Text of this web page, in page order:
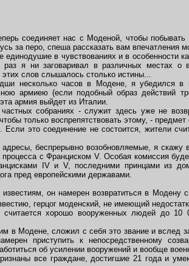
соединяет нас с Моденой, чтобы
за перо, спеша рассказать вам впечатления
в чувствованиях и в особенности
раз я ни заговаривал в различных местах о
слов слышалось столько истины...
несколько часов в Модене, я убедился в
армиею (если подобный образ действий
армия выйдет из Италии.
собраниях - служит здесь уже не
только воспрепятствовать этому, - предмет
это соединение не состоится, жители
беспрерывно возобновляемые, я
с Франциском V. Особая комиссия
IV и V, последними принцами из
пред европейскими державами.
он намерен возвратиться в Модену
герцог моденский, не имеющий
хорошо вооруженных людей до 10
Модене, сложил с себя это звание и вслед
приступить к непосредственному
об усилении вооружений и вообще
все граждане, достигшие 21 года и